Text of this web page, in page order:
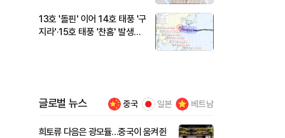
13호 '돌핀' 이어 14호 태풍 '구
지라'·15호 태풍 '찬홈' 발생…
글로벌 뉴스 중국 일본 베트남
희토류 다음은 광모듈…중국이 움켜쥔